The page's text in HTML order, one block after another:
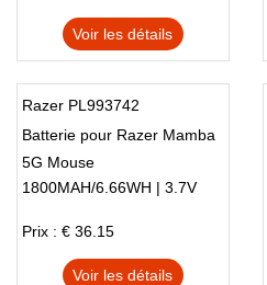
Voir les détails
Razer PL993742
Batterie pour Razer Mamba
5G Mouse
1800MAH/6.66WH | 3.7V
Prix : € 36.15
Voir les détails